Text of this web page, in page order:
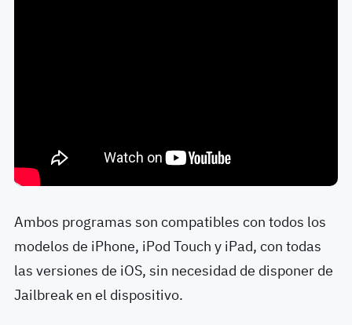
Ambos programas son compatibles con todos los
modelos de iPhone, iPod Touch y iPad, con todas
las versiones de iOS, sin necesidad de disponer de
Jailbreak en el dispositivo.